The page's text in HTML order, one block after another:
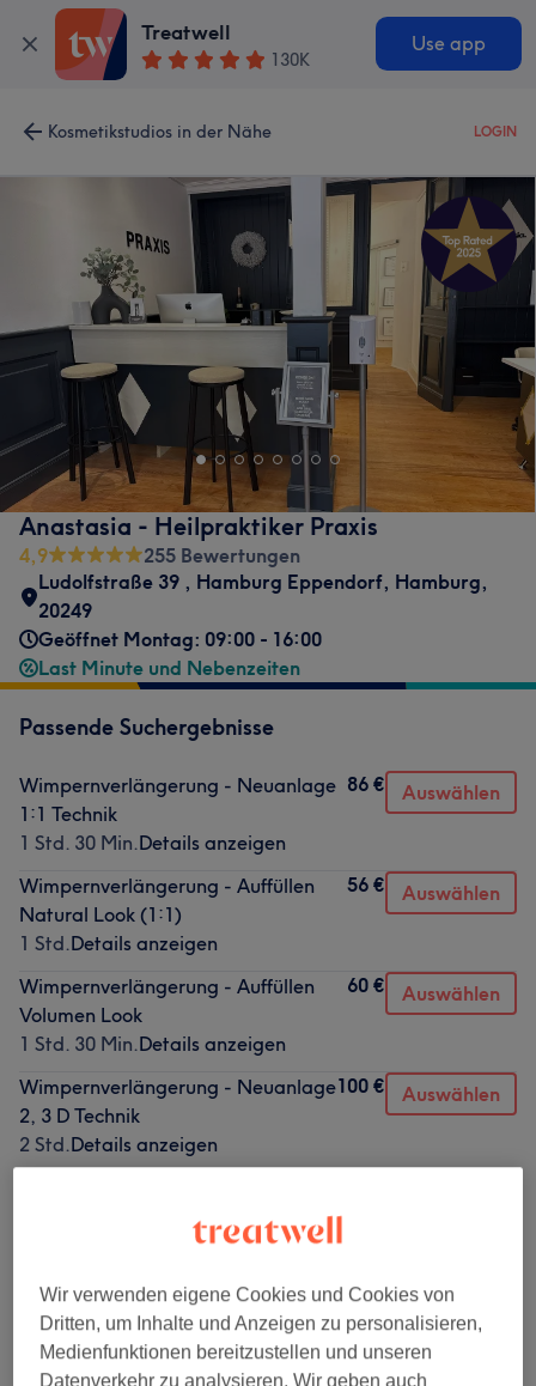
Treatwell
130K
Use app
Kosmetikstudios in der Nähe LOGIN
Anastasia - Heilpraktiker Praxis
4,9
255 Bewertungen
Ludolfstraße 39 , Hamburg Eppendorf, Hamburg,
20249
Geöffnet Montag: 09:00 - 16:00
Last Minute und Nebenzeiten
Passende Suchergebnisse
Wimpernverlängerung - Neuanlage
1:1 Technik
1 Std. 30 Min.Details anzeigen
86 € Auswählen
Wimpernverlängerung - Auffüllen
Natural Look (1:1)
1 Std.Details anzeigen
56 € Auswählen
Wimpernverlängerung - Auffüllen
Volumen Look
1 Std. 30 Min.Details anzeigen
60 € Auswählen
Wimpernverlängerung - Neuanlage
2, 3 D Technik
2 Std.Details anzeigen
100 € Auswählen
Details anzeigen
3 weitere passende Services anzeigen...
Nicht gefunden wonach du gesucht hast?
Wir verwenden eigene Cookies und Cookies von
Dritten, um Inhalte und Anzeigen zu personalisieren,
Medienfunktionen bereitzustellen und unseren
Datenverkehr zu analysieren. Wir geben auch